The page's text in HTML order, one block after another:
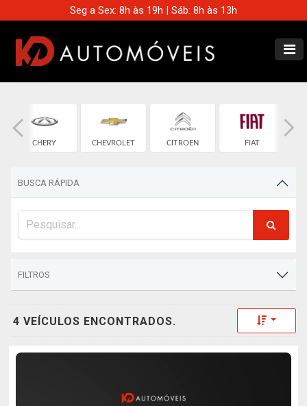
Seg a Sex: 8h às 19h | Sáb: 8h às 13h
CHERY CHEVROLET CITROEN FIAT
BUSCA RÁPIDA
FILTROS
4 VEÍCULOS ENCONTRADOS. Toggle